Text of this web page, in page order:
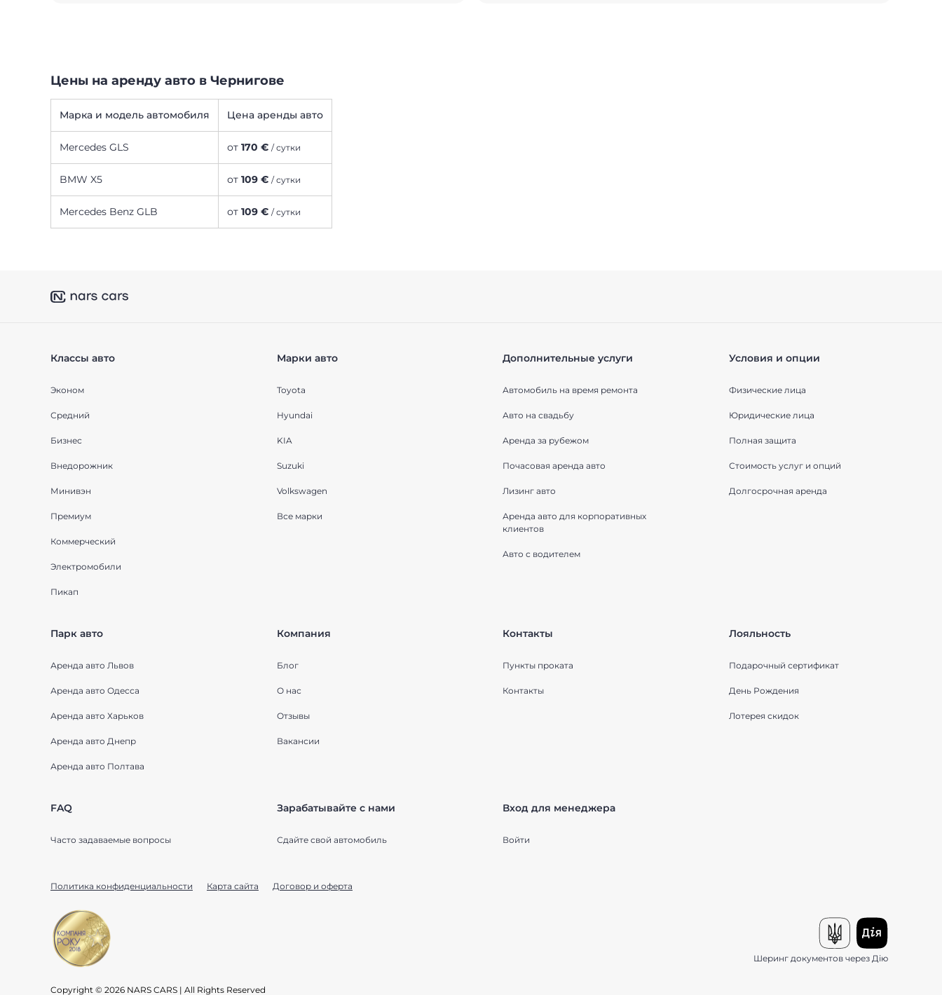
Цены на аренду авто в Чернигове
Марка и модель автомобиля Цена аренды авто
Mercedes GLS от 170 € / сутки
BMW X5 от 109 € / сутки
Mercedes Benz GLB от 109 € / сутки
Классы авто
Эконом
Средний
Бизнес
Внедорожник
Минивэн
Премиум
Коммерческий
Электромобили
Пикап
Марки авто
Toyota
Hyundai
KIA
Suzuki
Volkswagen
Все марки
Дополнительные услуги
Автомобиль на время ремонта
Авто на свадьбу
Аренда за рубежом
Почасовая аренда авто
Лизинг авто
Аренда авто для корпоративных
клиентов
Авто с водителем
Условия и опции
Физические лица
Юридические лица
Полная защита
Стоимость услуг и опций
Долгосрочная аренда
Парк авто
Аренда авто Львов
Аренда авто Одесса
Аренда авто Харьков
Аренда авто Днепр
Аренда авто Полтава
Компания
Блог
О нас
Отзывы
Вакансии
Контакты
Пункты проката
Контакты
Лояльность
Подарочный сертификат
День Рождения
Лотерея скидок
FAQ
Часто задаваемые вопросы
Зарабатывайте с нами
Сдайте свой автомобиль
Вход для менеджера
Войти
Политика конфиденциальности Карта сайта Договор и оферта
Copyright © 2026 NARS CARS | All Rights Reserved
Шеринг документов через Дію